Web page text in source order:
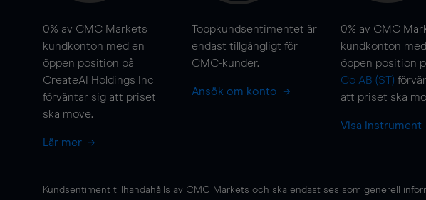
0% av CMC Markets
kundkonton med en
öppen position på
CreateAI Holdings Inc
förväntar sig att priset
ska move.
Lär mer
Toppkundsentimentet är
endast tillgängligt för
CMC-kunder.
Ansök om konto
0% av CMC
kundkonton
öppen position
Co AB (ST)
att priset ska
Visa instrument
Kundsentiment tillhandahålls av CMC Markets och ska endast ses som generell